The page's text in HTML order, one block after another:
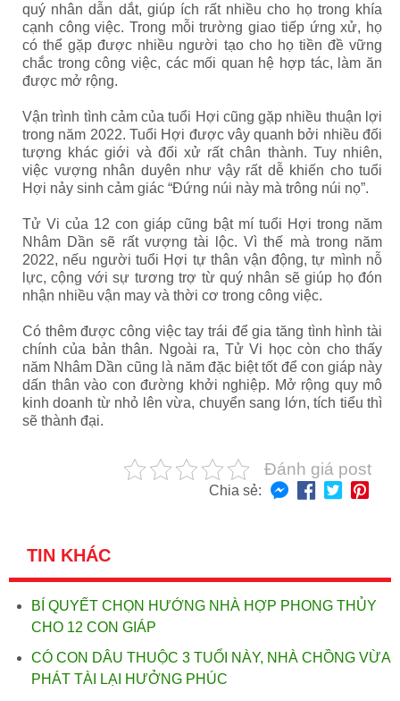
quý nhân dẫn dắt, giúp ích rất nhiều cho họ trong khía
cạnh công việc. Trong mỗi trường giao tiếp ứng xử, họ
có thể gặp được nhiều người tạo cho họ tiền đề vững
chắc trong công việc, các mối quan hệ hợp tác, làm ăn
được mở rộng.
Vận trình tình cảm của tuổi Hợi cũng gặp nhiều thuận lợi
trong năm 2022. Tuổi Hợi được vây quanh bởi nhiều đối
tượng khác giới và đối xử rất chân thành. Tuy nhiên,
việc vượng nhân duyên như vậy rất dễ khiến cho tuổi
Hợi nảy sinh cảm giác “Đứng núi này mà trông núi nọ”.
Tử Vi của 12 con giáp cũng bật mí tuổi Hợi trong năm
Nhâm Dần sẽ rất vượng tài lộc. Vì thế mà trong năm
2022, nếu người tuổi Hợi tự thân vận động, tự mình nỗ
lực, cộng với sự tương trợ từ quý nhân sẽ giúp họ đón
nhận nhiều vận may và thời cơ trong công việc.
Có thêm được công việc tay trái để gia tăng tình hình tài
chính của bản thân. Ngoài ra, Tử Vi học còn cho thấy
năm Nhâm Dần cũng là năm đặc biệt tốt để con giáp này
dấn thân vào con đường khởi nghiệp. Mở rộng quy mô
kinh doanh từ nhỏ lên vừa, chuyển sang lớn, tích tiểu thì
sẽ thành đại.
Đánh giá post
Chia sẻ:
TIN KHÁC
BÍ QUYẾT CHỌN HƯỚNG NHÀ HỢP PHONG THỦY
CHO 12 CON GIÁP
CÓ CON DÂU THUỘC 3 TUỔI NÀY, NHÀ CHỒNG VỪA
PHÁT TÀI LẠI HƯỞNG PHÚC